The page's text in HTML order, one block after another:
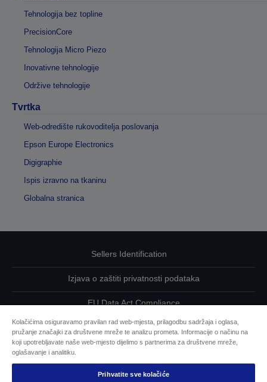
Tehnologija bez topline
PrecisionCore
Tehnologija Micro Piezo
Inovativne tehnologije
Održive tehnologije
Tvrtka
Web-odredište rukovoditelja poslovanja
Epson Europe Electronics
Digigraphie
Ispis izravno na tkaninu
Globalna stranica
Sellers Identification
Izjava o zaštiti privatnosti podataka
EU Data Act Compliance
Kontaktirajte nas u vezi svojih podataka
Epsonova predanost pristupačnosti
Kolačićima osiguravamo pravilan rad web-mjesta, prilagodbu sadržaja i oglasa,
pružanje značajki za društvene mreže te analizu prometa. Informacije o načinu na
koji upotrebljavate naše web-mjesto dijelimo s partnerima za društvene mreže,
oglašavanje i analitiku.
Prihvatite sve kolačiće